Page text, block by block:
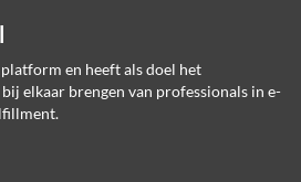
en heeft als doel het
elkaar brengen van professionals in e-